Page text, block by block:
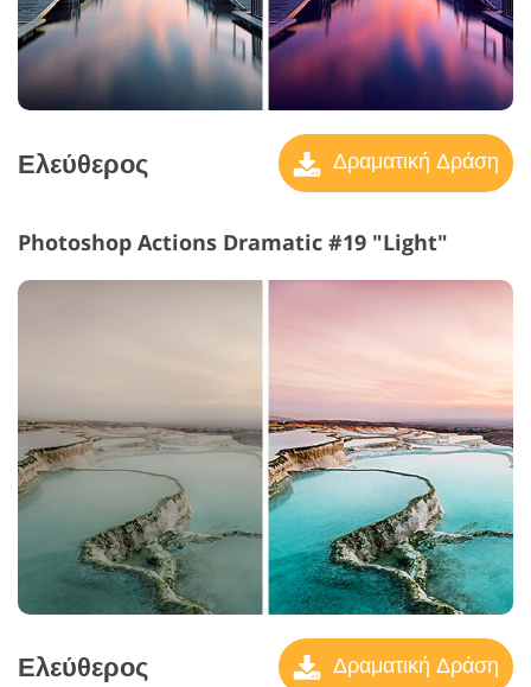
Ελεύθερος Δραματική Δράση
Photoshop Actions Dramatic #19 "Light"
Ελεύθερος Δραματική Δράση